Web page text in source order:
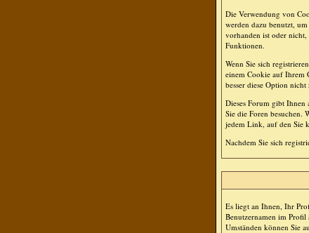
Die Verwendung von
werden dazu benutzt,
vorhanden ist oder nicht,
Funktionen.
Wenn Sie sich
einem Cookie auf Ihrem
besser diese Option
Dieses Forum gibt Ihnen
Sie die Foren besuchen.
jedem Link, auf den Sie
Nachdem Sie sich
Es liegt an Ihnen, Ihr
Benutzernamen im Profil
Umständen können Sie